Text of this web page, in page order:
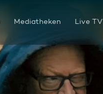
Mediatheken Live TV